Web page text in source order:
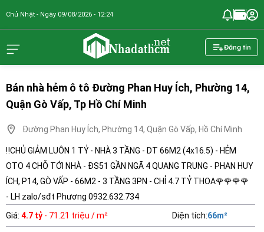
Chủ Nhật - Ngày 09/08/2026 - 12:24
Đăng tin
Bán nhà hẻm ô tô Đường Phan Huy Ích, Phường 14,
Quận Gò Vấp, Tp Hồ Chí Minh
Đường Phan Huy Ích, Phường 14, Quận Gò Vấp, Hồ Chí Minh
‼️CHỦ GIẢM LUÔN 1 TỶ - NHÀ 3 TẦNG - DT 66M2 (4x16.5) - HẺM
OTO 4 CHỖ TỚI NHÀ - ĐS51 GẦN NGÃ 4 QUANG TRUNG - PHAN HUY
ÍCH, P14, GÒ VẤP - 66M2 - 3 TẦNG 3PN - CHỈ 4.7 TỶ THOA🌹🌹🌹🌹
- LH zalo/sđt Phương 0932.632.734
Giá: 4.7 tỷ - 71.21 triệu / m² Diện tích:66m²